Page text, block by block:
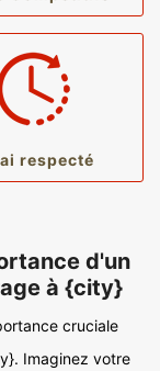
respecté
d'un
à {city}
cruciale
Imaginez votre